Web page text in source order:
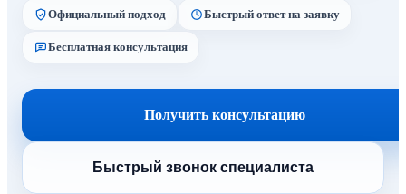
Официальный подход Быстрый ответ на заявку
Бесплатная консультация
Получить консультацию
Быстрый звонок специалиста